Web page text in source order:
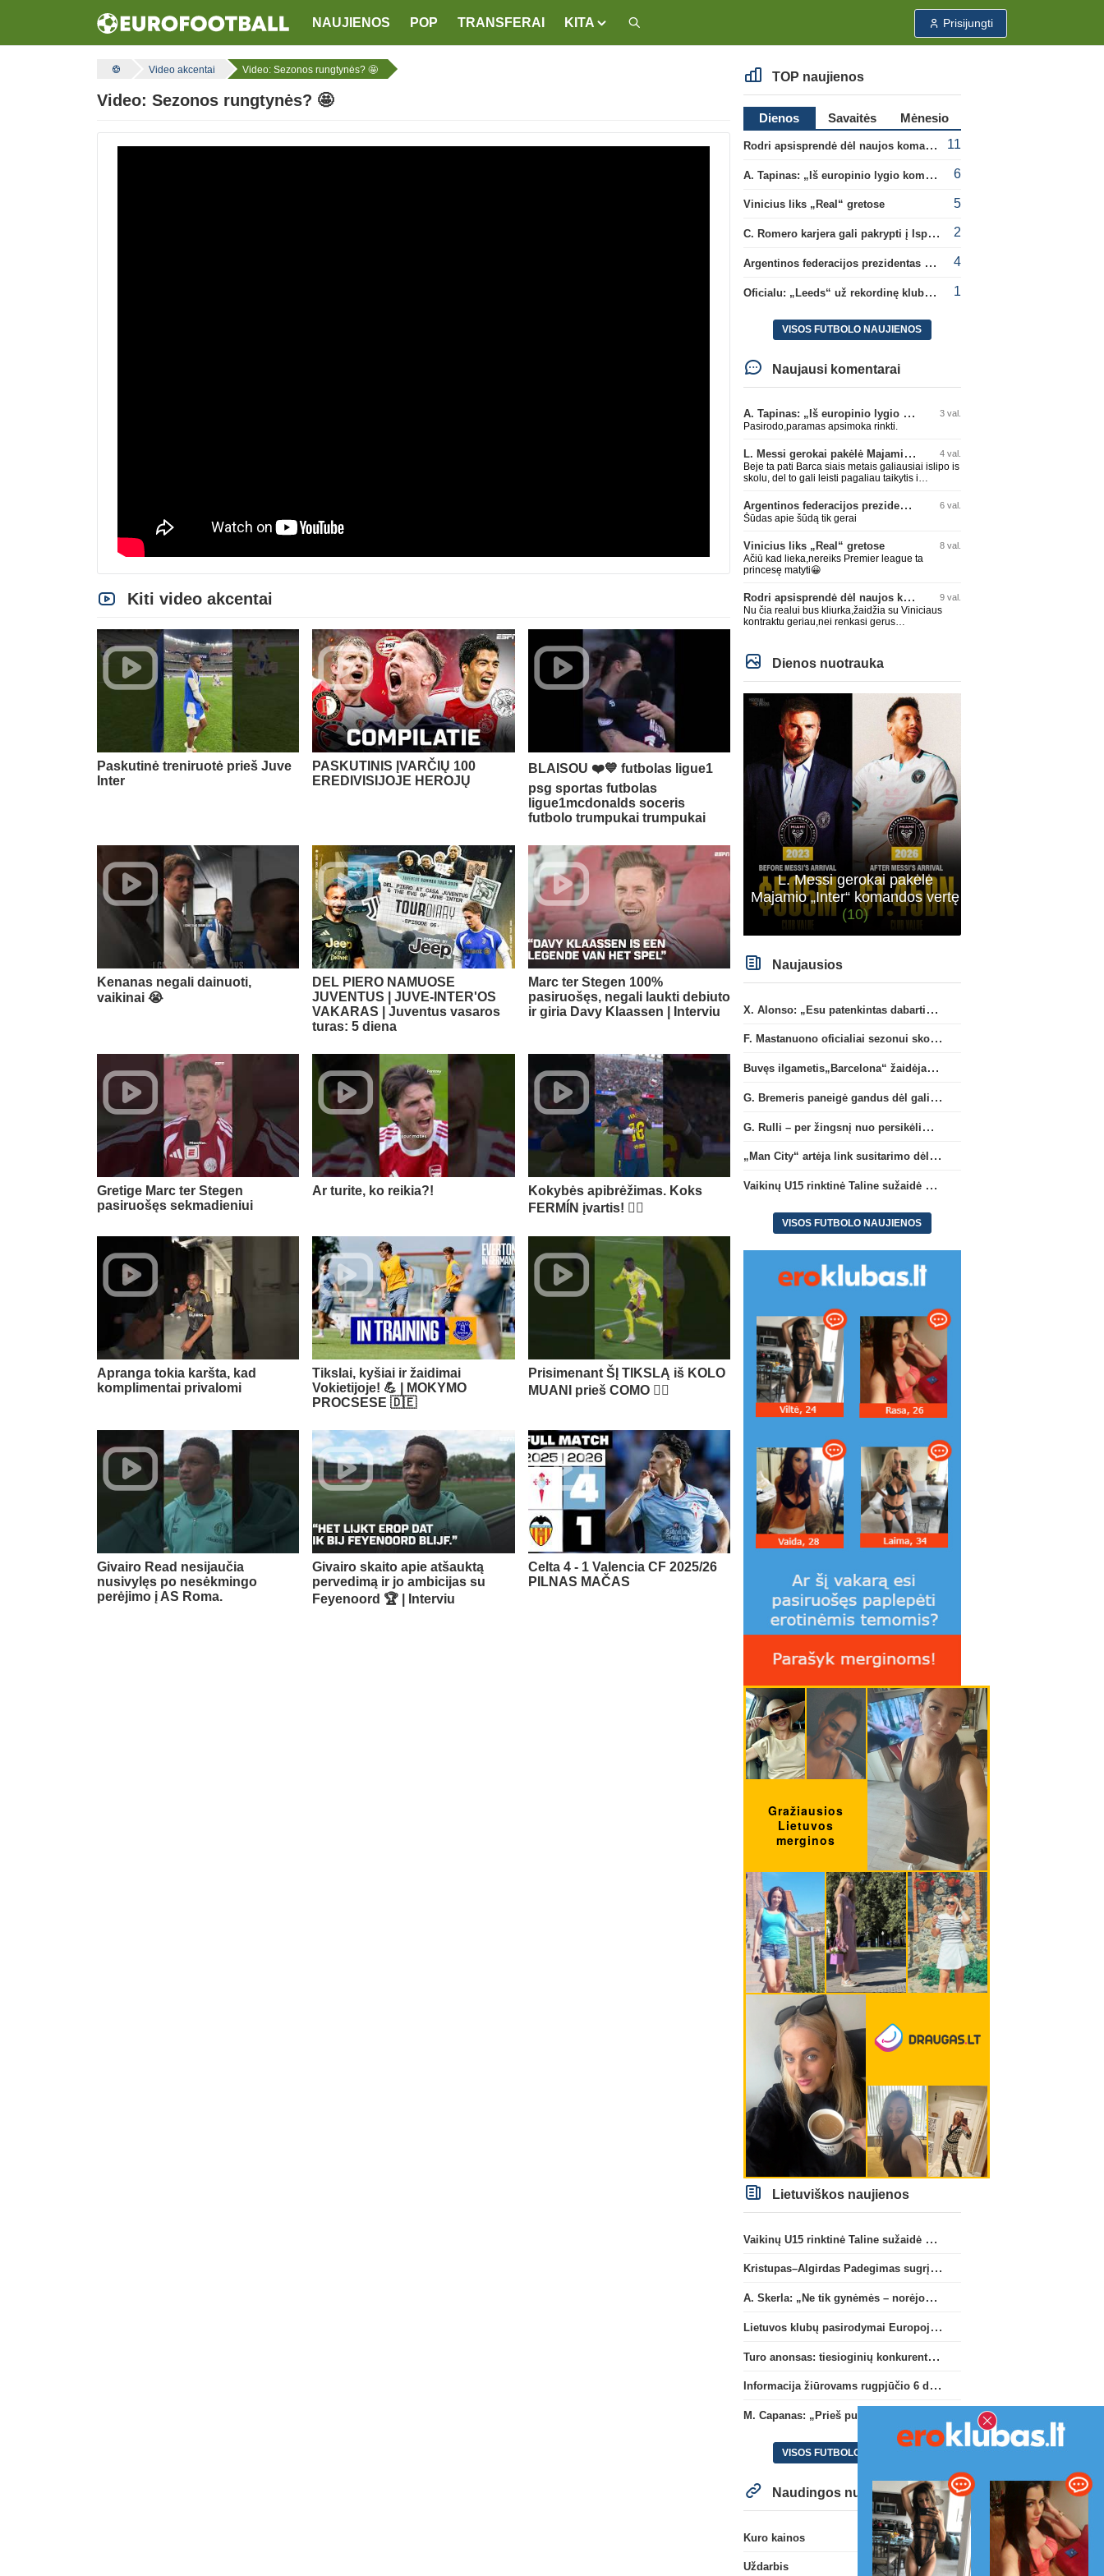
NAUJIENOS POP TRANSFERAI KITA Prisijungti
Video akcentai Video: Sezonos rungtynės? 🤩
Video: Sezonos rungtynės? 🤩
Kiti video akcentai
Paskutinė treniruotė prieš Juve
Inter
PASKUTINIS ĮVARČIŲ 100
EREDIVISIJOJE HEROJŲ
BLAISOU ❤️💙 futbolas ligue1
psg sportas futbolas
ligue1mcdonalds soceris
futbolo trumpukai trumpukai
Kenanas negali dainuoti,
vaikinai 😭​
DEL PIERO NAMUOSE
JUVENTUS | JUVE-INTER'OS
VAKARAS | Juventus vasaros
turas: 5 diena
Marc ter Stegen 100%
pasiruošęs, negali laukti debiuto
ir giria Davy Klaassen | Interviu
Gretige Marc ter Stegen
pasiruošęs sekmadieniui
Ar turite, ko reikia?!
Kokybės apibrėžimas. Koks
FERMÍN įvartis! 😮‍💨
Apranga tokia karšta, kad
komplimentai privalomi
Tikslai, kyšiai ir žaidimai
Vokietijoje! 💪 | MOKYMO
PROCSESE 🇩🇪
Prisimenant ŠĮ TIKSLĄ iš KOLO
MUANI prieš COMO 😮‍💨​
Givairo Read nesijaučia
nusivylęs po nesėkmingo
perėjimo į AS Roma.
Givairo skaito apie atšauktą
pervedimą ir jo ambicijas su
Feyenoord 🏆 | Interviu
Celta 4 - 1 Valencia CF 2025/26
PILNAS MAČAS
TOP naujienos
Dienos Savaitės
Mėnesio
Rodri apsisprendė dėl naujos komandos
11
A. Tapinas: „Iš europinio lygio komandos gavom gerų pamokų“ 6
Vinicius liks „Real“ gretose 5
C. Romero karjera gali pakrypti į Ispaniją 2
Argentinos federacijos prezidentas C. Tapia negailėjo pagyrų G. Infantino 4
Oficialu: „Leeds“ už rekordinę klubui sumą įsigijo Anglijos rinktinės vartininką 1
VISOS FUTBOLO NAUJIENOS
Naujausi komentarai
A. Tapinas: „Iš europinio lygio komandos gavom gerų pamokų“ 3 val.
Pasirodo,paramas apsimoka rinkti.
L. Messi gerokai pakėlė Majamio „Inter“ komandos vertę 4 val.
Beje ta pati Barca siais metais galiausiai islipo is
skolu, del to gali leisti pagaliau taikytis i
visa Julian Alvarez saga.
Argentinos federacijos prezidentas C. Tapia negailėjo pagyrų G. Infantino 6 val.
Šūdas apie šūdą tik gerai
Vinicius liks „Real“ gretose 8 val.
Ačiū kad lieka,nereiks Premier league ta
princesę matyti😀
Rodri apsisprendė dėl naujos komandos 9 val.
Nu čia realui bus kliurka,žaidžia su Viniciaus
kontraktu geriau,nei renkasi gerus
Dienos nuotrauka
L. Messi gerokai pakėlė
Majamio „Inter“ komandos vertę
(10)
Naujausios
X. Alonso: „Esu patenkintas dabartiniais „Chelsea“ ekipos vartininkais“
F. Mastanuono oficialiai sezonui skolinamas „Fiorentina“ ekipai
Buvęs ilgametis„Barcelona“ žaidėjas S. Roberto artėja link persikėlimo į MLS
G. Bremeris paneigė gandus dėl galimo išvykimo iš „Juventus“ klubo
G. Rulli – per žingsnį nuo persikėlimo į „Manchester City“ klubą
„Man City“ artėja link susitarimo dėl marokiečio A. Bouaddi persikėlimo
Vaikinų U15 rinktinė Taline sužaidė pirmąsias kontrolines rungtynes
VISOS FUTBOLO NAUJIENOS
Lietuviškos naujienos
Vaikinų U15 rinktinė Taline sužaidė pirmąsias kontrolines rungtynes
Kristupas–Algirdas Padegimas sugrįžta į FC „Hegelmann” B sudėtį
A. Skerla: „Ne tik gynėmės – norėjome atakuoti“
Lietuvos klubų pasirodymai Europoje: patirti pralaimėjimai Kroatijos atstovams
Turo anonsas: tiesioginių konkurentų dvikova Gargžduose
Informacija žiūrovams rugpjūčio 6 d. UEFA rungtynėms
VISOS FUTBOLO NAUJIENOS
Naudingos nuorodos
Kuro kainos
Uždarbis